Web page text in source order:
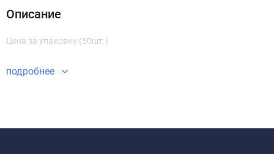
Описание
Цена за упаковку (50шт.)
подробнее